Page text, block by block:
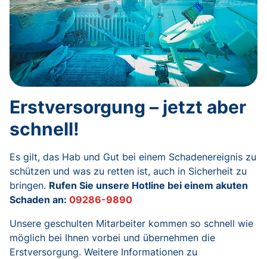
Erstversorgung – jetzt aber
schnell!
Es gilt, das Hab und Gut bei einem Schadenereignis zu
schützen und was zu retten ist, auch in Sicherheit zu
bringen. Rufen Sie unsere Hotline bei einem akuten
Schaden an: 09286-9890
Unsere geschulten Mitarbeiter kommen so schnell wie
möglich bei Ihnen vorbei und übernehmen die
Erstversorgung. Weitere Informationen zu